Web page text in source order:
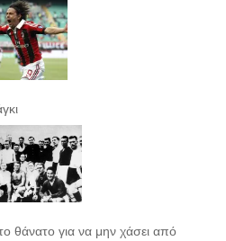
θάνατο για να μην χάσει από